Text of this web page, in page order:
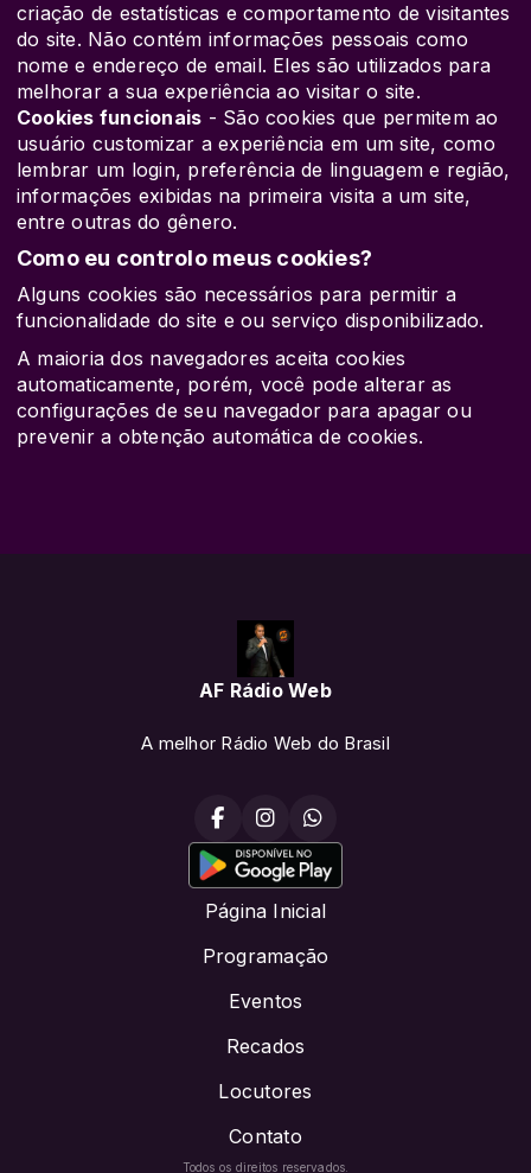
criação de estatísticas e comportamento de visitantes
do site. Não contém informações pessoais como
nome e endereço de email. Eles são utilizados para
melhorar a sua experiência ao visitar o site.
Cookies funcionais - São cookies que permitem ao
usuário customizar a experiência em um site, como
lembrar um login, preferência de linguagem e região,
informações exibidas na primeira visita a um site,
entre outras do gênero.
Como eu controlo meus cookies?
Alguns cookies são necessários para permitir a
funcionalidade do site e ou serviço disponibilizado.
A maioria dos navegadores aceita cookies
automaticamente, porém, você pode alterar as
configurações de seu navegador para apagar ou
prevenir a obtenção automática de cookies.
AF Rádio Web
A melhor Rádio Web do Brasil
Página Inicial
Programação
Eventos
Recados
Locutores
Contato
Todos os direitos reservados.